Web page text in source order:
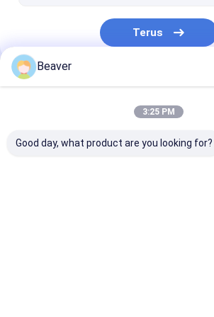
Terus
Kategori Kami
Beaver
3:25 PM
Good day, what product are you looking for?